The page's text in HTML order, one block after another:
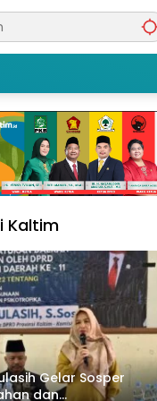
Kaltim
Gelar Sosper
dan